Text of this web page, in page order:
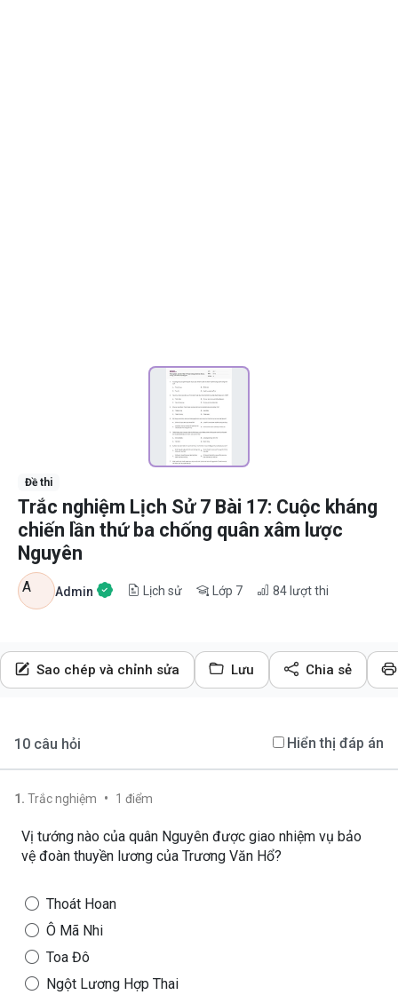
Đề thi
Trắc nghiệm Lịch Sử 7 Bài 17: Cuộc kháng
chiến lần thứ ba chống quân xâm lược
Nguyên
A Admin Lịch sử Lớp 7 84lượt thi
Sao chép và chỉnh sửa Lưu Chia sẻ
10 câu hỏi Hiển thị đáp án
1. Trắc nghiệm • 1 điểm
Vị tướng nào của quân Nguyên được giao nhiệm vụ bảo
vệ đoàn thuyền lương của Trương Văn Hổ?
Thoát Hoan
Ô Mã Nhi
Toa Đô
Ngột Lương Hợp Thai